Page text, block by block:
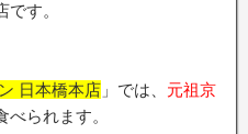
です。
日本橋本店 」では、 元祖京
べられます。